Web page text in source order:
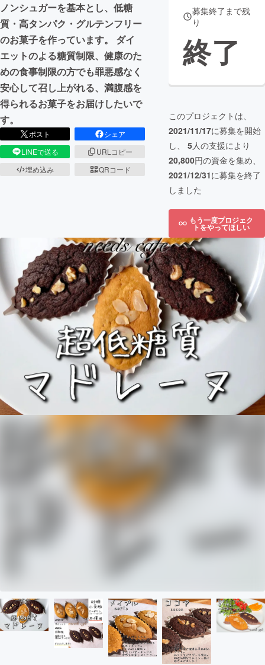
ノンシュガーを基本とし、低糖
質・高タンパク・グルテンフリー
のお菓子を作っています。 ダイ
エットのよる糖質制限、健康のた
めの食事制限の方でも罪悪感なく
安心して召し上がれる、満腹感を
得られるお菓子をお届けしたいで
す。
ポスト
シェア
LINEで送る
URLコピー
埋め込み
QRコード
募集終了まで残
り
終了
このプロジェクトは、
2021/11/17に募集を開始
し、 5人の支援により
20,800円の資金を集め、
2021/12/31に募集を終了
しました
もう一度プロジェク
トをやってほしい